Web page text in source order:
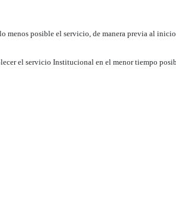
menos posible el servicio, de manera previa al
el servicio Institucional en el menor tiempo